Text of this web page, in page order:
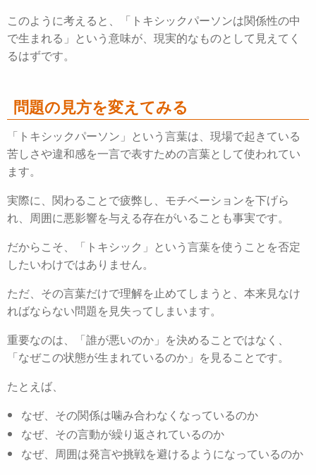
このように考えると、「トキシックパーソンは関係性の中
で生まれる」という意味が、現実的なものとして見えてく
るはずです。
問題の見方を変えてみる
「トキシックパーソン」という言葉は、現場で起きている
苦しさや違和感を一言で表すための言葉として使われてい
ます。
実際に、関わることで疲弊し、モチベーションを下げら
れ、周囲に悪影響を与える存在がいることも事実です。
だからこそ、「トキシック」という言葉を使うことを否定
したいわけではありません。
ただ、その言葉だけで理解を止めてしまうと、本来見なけ
ればならない問題を見失ってしまいます。
重要なのは、「誰が悪いのか」を決めることではなく、
「なぜこの状態が生まれているのか」を見ることです。
たとえば、
なぜ、その関係は噛み合わなくなっているのか
なぜ、その言動が繰り返されているのか
なぜ、周囲は発言や挑戦を避けるようになっているのか